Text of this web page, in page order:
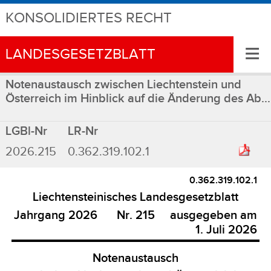
KONSOLIDIERTES RECHT
LANDESGESETZBLATT ≡
Notenaustausch zwischen Liechtenstein und
Österreich im Hinblick auf die Änderung des Ab...
LGBl-Nr
LR-Nr
2026.215
0.362.319.102.1